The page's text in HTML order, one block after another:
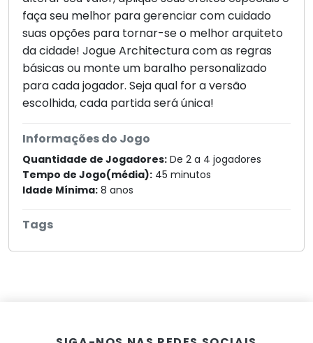
faça seu melhor para gerenciar com cuidado
suas opções para tornar-se o melhor arquiteto
da cidade! Jogue Architectura com as regras
básicas ou monte um baralho personalizado
para cada jogador. Seja qual for a versão
escolhida, cada partida será única!
Informações do Jogo
Quantidade de Jogadores: De 2 a 4 jogadores
Tempo de Jogo(média): 45 minutos
Idade Mínima: 8 anos
Tags